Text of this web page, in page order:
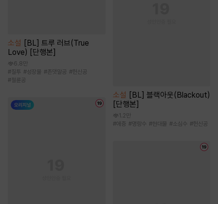
소설 [BL] 트루 러브(True
Love) [단행본]
6.8만
#질투 #성장물 #존댓말공 #헌신공
#절륜공
소설
[BL] 블랙아웃(Blackout)
[단행본]
1.2만
#애증 #명랑수 #현대물 #소심수 #헌신공